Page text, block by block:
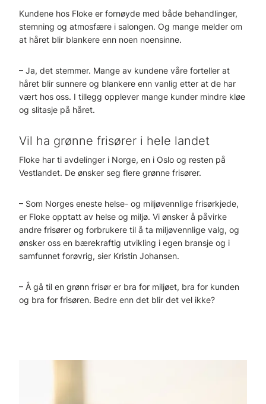
Kundene hos Floke er fornøyde med både behandlinger,
stemning og atmosfære i salongen. Og mange melder om
at håret blir blankere enn noen noensinne.
– Ja, det stemmer. Mange av kundene våre forteller at
håret blir sunnere og blankere enn vanlig etter at de har
vært hos oss. I tillegg opplever mange kunder mindre kløe
og slitasje på håret.
Vil ha grønne frisører i hele landet
Floke har ti avdelinger i Norge, en i Oslo og resten på
Vestlandet. De ønsker seg flere grønne frisører.
– Som Norges eneste helse- og miljøvennlige frisørkjede,
er Floke opptatt av helse og miljø. Vi ønsker å påvirke
andre frisører og forbrukere til å ta miljøvennlige valg, og
ønsker oss en bærekraftig utvikling i egen bransje og i
samfunnet forøvrig, sier Kristin Johansen.
– Å gå til en grønn frisør er bra for miljøet, bra for kunden
og bra for frisøren. Bedre enn det blir det vel ikke?